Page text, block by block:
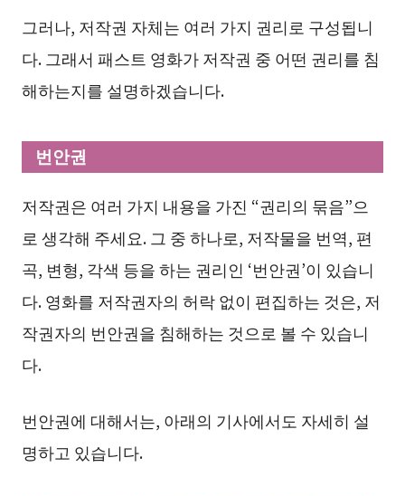
그러나, 저작권 자체는 여러 가지 권리로 구성됩니
다. 그래서 패스트 영화가 저작권 중 어떤 권리를 침
해하는지를 설명하겠습니다.
번안권
저작권은 여러 가지 내용을 가진 “권리의 묶음”으
로 생각해 주세요. 그 중 하나로, 저작물을 번역, 편
곡, 변형, 각색 등을 하는 권리인 ‘번안권’이 있습니
다. 영화를 저작권자의 허락 없이 편집하는 것은, 저
작권자의 번안권을 침해하는 것으로 볼 수 있습니
다.
번안권에 대해서는, 아래의 기사에서도 자세히 설
명하고 있습니다.